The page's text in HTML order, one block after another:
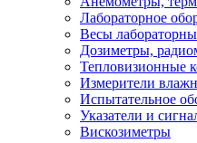
Лабораторное
Весы
Дозиметры,
Тепловизионные
Измерители
Испытательное
Указатели и
Вискозиметры